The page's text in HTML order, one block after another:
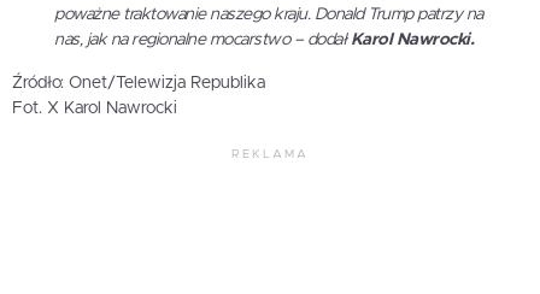
poważne traktowanie naszego kraju. Donald Trump patrzy na
nas, jak na regionalne mocarstwo – dodał Karol Nawrocki.
Źródło: Onet/Telewizja Republika
Fot. X Karol Nawrocki
REKLAMA